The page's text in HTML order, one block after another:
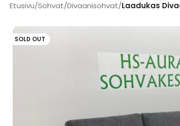
Etusivu/Sohvat/Divaanisohvat/Laadukas
SOLD OUT